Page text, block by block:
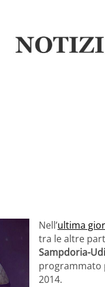
Nell’ultima
tra le altre
Sampdoria-
programmato
2014.